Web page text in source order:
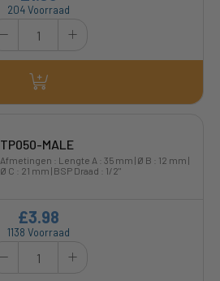
204 Voorraad
TP050-MALE
Afmetingen : Lengte A : 35 mm | Ø B : 12 mm |
Ø C : 21 mm | BSP Draad : 1/2"
1138 Voorraad
£3.98